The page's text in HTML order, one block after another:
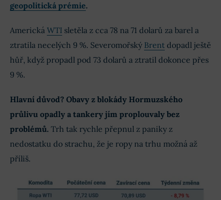
geopolitická prémie.
Americká WTI sletěla z cca 78 na 71 dolarů za barel a
ztratila necelých 9 %. Severomořský Brent dopadl ještě
hůř, když propadl pod 73 dolarů a ztratil dokonce přes
9 %.
Hlavní důvod? Obavy z blokády Hormuzského
průlivu opadly a tankery jím proplouvaly bez
problémů. Trh tak rychle přepnul z paniky z
nedostatku do strachu, že je ropy na trhu možná až
příliš.